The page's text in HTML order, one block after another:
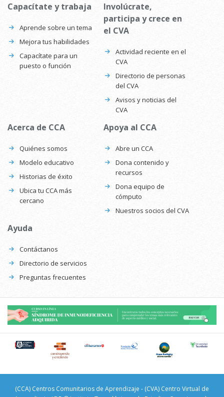
Capacítate y trabaja
Aprende sobre un tema
Mejora tus habilidades
Capacítate para un
puesto o función
Involúcrate,
participa y crece en
el CVA
Actividad reciente en el
CVA
Directorio de personas
del CVA
Avisos y noticias del
CVA
Acerca de CCA
Quiénes somos
Modelo educativo
Historias de éxito
Ubica tu CCA más
cercano
Apoya al CCA
Abre un CCA
Dona contenido y
recursos
Dona equipo de
cómputo
Nuestros socios del CVA
Ayuda
Contáctanos
Directorio de servicios
Preguntas frecuentes
(CCA) Centros Comunitarios de Aprendizaje - (CVA) Centro Virtual de